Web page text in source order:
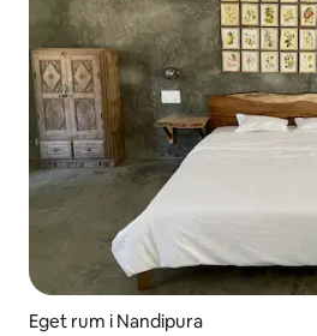
Eget rum i Nandipura